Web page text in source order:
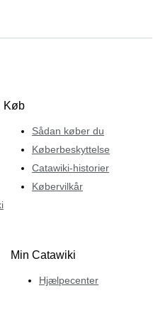
Køb
Sådan køber du
Køberbeskyttelse
Catawiki-historier
Købervilkår
Min Catawiki
Hjælpecenter